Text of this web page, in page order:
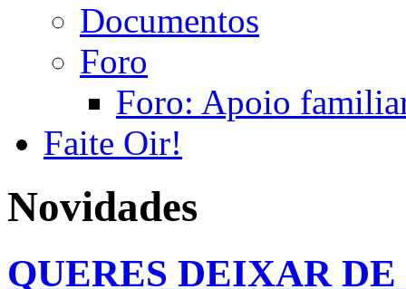
Documentos
Foro
Foro: Apoio
Faite Oir!
Novidades
QUERES DEIXAR